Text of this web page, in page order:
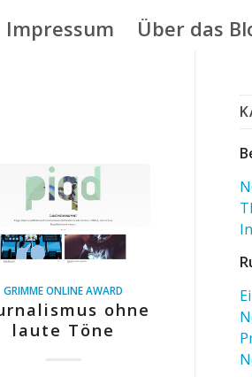
Impressum Über das
GRIMME ONLINE AWARD
ohne
laute Töne